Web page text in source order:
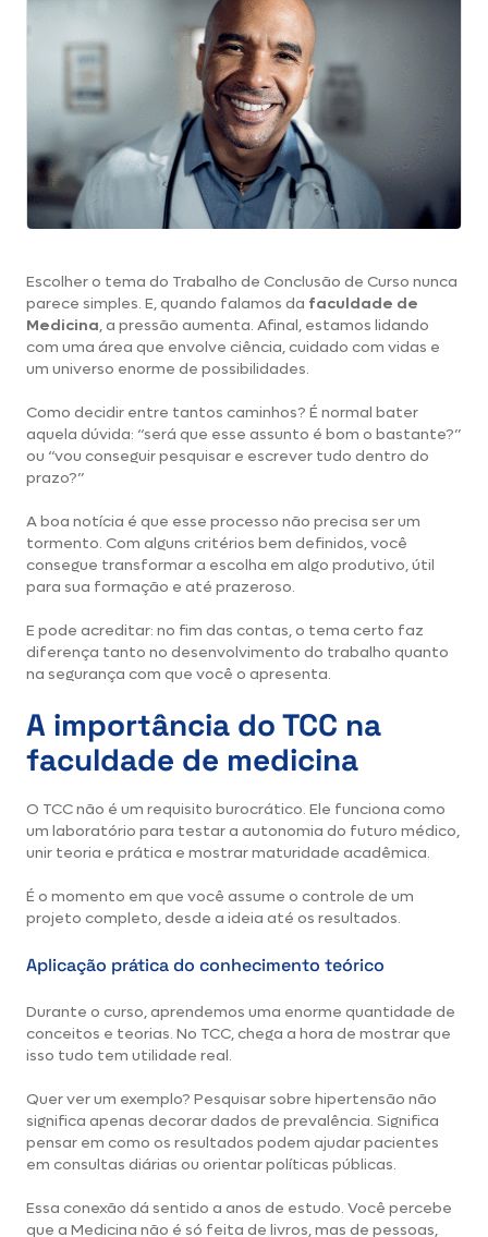
Escolher o tema do Trabalho de Conclusão de Curso nunca
parece simples. E, quando falamos da faculdade de
Medicina, a pressão aumenta. Afinal, estamos lidando
com uma área que envolve ciência, cuidado com vidas e
um universo enorme de possibilidades.
Como decidir entre tantos caminhos? É normal bater
aquela dúvida: “será que esse assunto é bom o bastante?”
ou “vou conseguir pesquisar e escrever tudo dentro do
prazo?”
A boa notícia é que esse processo não precisa ser um
tormento. Com alguns critérios bem definidos, você
consegue transformar a escolha em algo produtivo, útil
para sua formação e até prazeroso.
E pode acreditar: no fim das contas, o tema certo faz
diferença tanto no desenvolvimento do trabalho quanto
na segurança com que você o apresenta.
A importância do TCC na
faculdade de medicina
O TCC não é um requisito burocrático. Ele funciona como
um laboratório para testar a autonomia do futuro médico,
unir teoria e prática e mostrar maturidade acadêmica.
É o momento em que você assume o controle de um
projeto completo, desde a ideia até os resultados.
Aplicação prática do conhecimento teórico
Durante o curso, aprendemos uma enorme quantidade de
conceitos e teorias. No TCC, chega a hora de mostrar que
isso tudo tem utilidade real.
Quer ver um exemplo? Pesquisar sobre hipertensão não
significa apenas decorar dados de prevalência. Significa
pensar em como os resultados podem ajudar pacientes
em consultas diárias ou orientar políticas públicas.
Essa conexão dá sentido a anos de estudo. Você percebe
que a Medicina não é só feita de livros, mas de pessoas,